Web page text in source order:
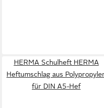
HERMA Schulheft HERMA
Heftumschlag aus
für DIN A5-Hef